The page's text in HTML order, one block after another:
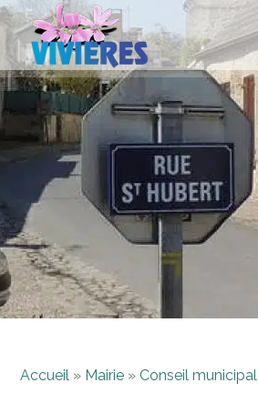
Accueil » Mairie » Conseil municipal